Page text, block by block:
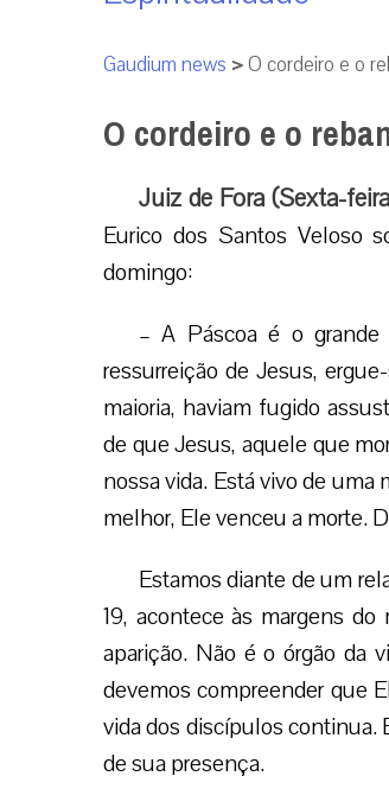
Gaudium news >O cordeiro e o
O cordeiro e o
Juiz de Fora (Sexta-
Eurico dos Santos Veloso
domingo:
– A Páscoa é o grande
ressurreição de Jesus,
maioria, haviam fugido
de que Jesus, aquele que
nossa vida. Está vivo de uma
melhor, Ele venceu a morte.
Estamos diante de um
19, acontece às margens
aparição. Não é o órgão da
devemos compreender que
vida dos discípulos continua.
de sua presença.